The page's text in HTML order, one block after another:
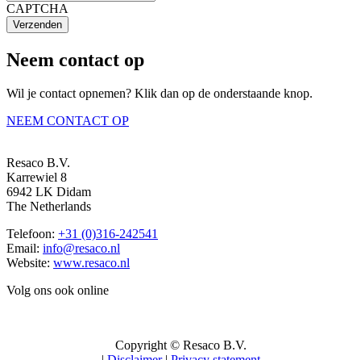
CAPTCHA
Verzenden
Neem contact op
Wil je contact opnemen? Klik dan op de onderstaande knop.
NEEM CONTACT OP
Resaco B.V.
Karrewiel 8
6942 LK Didam
The Netherlands
Telefoon: +31 (0)316-242541
Email: info@resaco.nl
Website: www.resaco.nl
Volg ons ook online
Copyright © Resaco B.V.